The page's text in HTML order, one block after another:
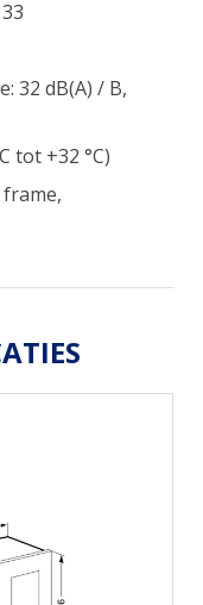
32 dB(A) / B,
tot +32 °C)